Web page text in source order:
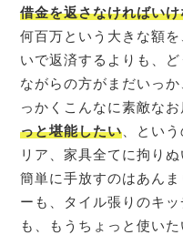
借金を返さなければい
何百万という大きな額
いで返済するよりも、
ながらの方がまだいっ
っかくこんなに素敵な
っと堪能したい 、とい
リア、家具全てに拘り
簡単に手放すのはあん
ーも、タイル張りのキ
も、もうちょっと使い